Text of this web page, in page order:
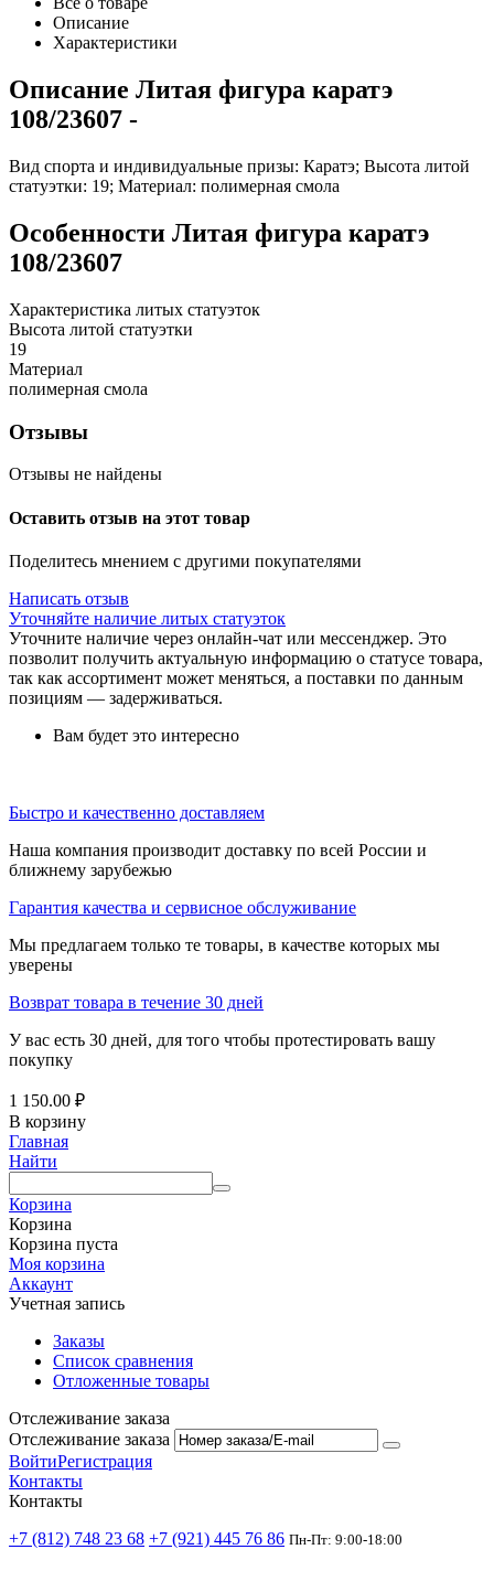
Описание
Характеристики
Описание Литая фигура каратэ
108/23607 -
Вид спорта и индивидуальные призы: Каратэ; Высота литой
статуэтки: 19; Материал: полимерная смола
Особенности Литая фигура каратэ
108/23607
Характеристика литых статуэток
Высота литой статуэтки
19
Материал
полимерная смола
Отзывы
Отзывы не найдены
Оставить отзыв на этот товар
Поделитесь мнением с другими покупателями
Написать отзыв
Уточняйте наличие литых статуэток
Уточните наличие через онлайн-чат или мессенджер. Это
позволит получить актуальную информацию о статусе товара,
так как ассортимент может меняться, а поставки по данным
позициям — задерживаться.
Вам будет это интересно
Быстро и качественно доставляем
Наша компания производит доставку по всей России и
ближнему зарубежью
Гарантия качества и сервисное обслуживание
Мы предлагаем только те товары, в качестве которых мы
уверены
Возврат товара в течение 30 дней
У вас есть 30 дней, для того чтобы протестировать вашу
покупку
1 150.00 ₽
В корзину
Главная
Найти
Корзина
Корзина
Корзина пуста
Моя корзина
Аккаунт
Учетная запись
Заказы
Список сравнения
Отложенные товары
Отслеживание заказа
Отслеживание заказа
ВойтиРегистрация
Контакты
Контакты
+7 (812) 748 23 68 +7 (921) 445 76 86 Пн-Пт: 9:00-18:00